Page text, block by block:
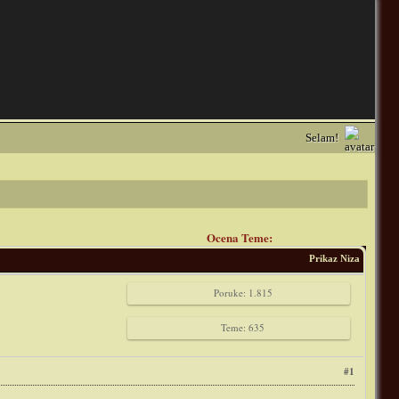
Selam!
Ocena Teme:
Prikaz Niza
Poruke: 1.815
Teme: 635
#1